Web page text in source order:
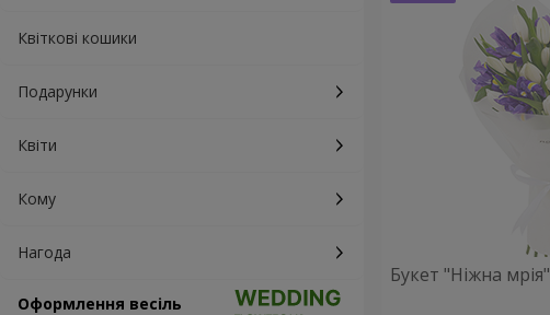
Квіткові кошики
Подарунки
Квіти
Кому
Нагода
Оформлення весіль
Букет "Ніжна мрія"